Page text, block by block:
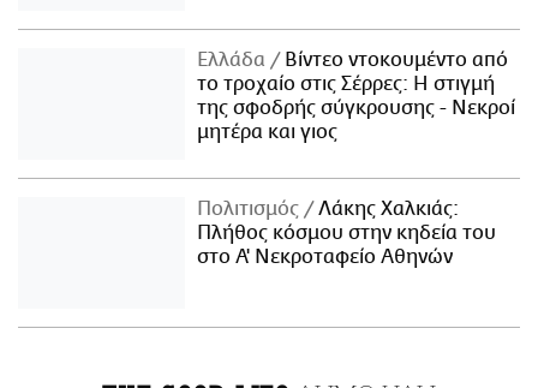
Ελλάδα
Βίντεο ντοκουμέντο από
το τροχαίο στις Σέρρες: Η στιγμή
της σφοδρής σύγκρουσης - Νεκροί
μητέρα και γιος
Πολιτισμός
Λάκης Χαλκιάς:
Πλήθος κόσμου στην κηδεία του
στο Α' Νεκροταφείο Αθηνών